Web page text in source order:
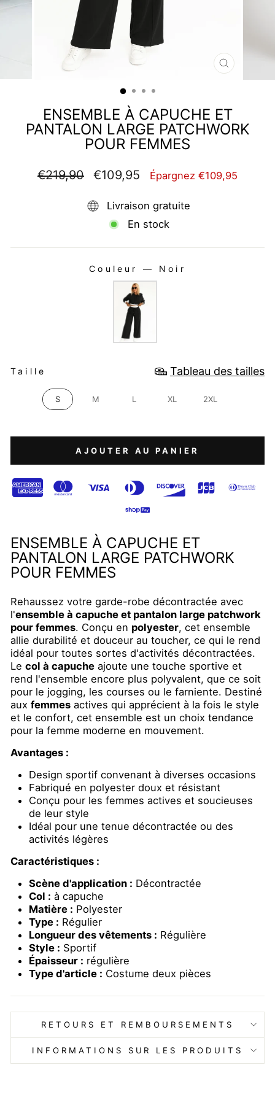
FERMER
(ESC)
ENSEMBLE À CAPUCHE ET
PANTALON LARGE PATCHWORK
POUR FEMMES
Prix
régulier
€219,90
Prix
€109,95 Épargnez €109,95
Livraison gratuite
En stock
Couleur — Noir
Taille Tableau des tailles
S M L XL 2XL
AJOUTER AU PANIER
ENSEMBLE À CAPUCHE ET
PANTALON LARGE PATCHWORK
POUR FEMMES
Rehaussez votre garde-robe décontractée avec
l'ensemble à capuche et pantalon large patchwork
pour femmes. Conçu en polyester, cet ensemble
allie durabilité et douceur au toucher, ce qui le rend
idéal pour toutes sortes d'activités décontractées.
Le col à capuche ajoute une touche sportive et
rend l'ensemble encore plus polyvalent, que ce soit
pour le jogging, les courses ou le farniente. Destiné
aux femmes actives qui apprécient à la fois le style
et le confort, cet ensemble est un choix tendance
pour la femme moderne en mouvement.
Avantages :
Design sportif convenant à diverses occasions
Fabriqué en polyester doux et résistant
Conçu pour les femmes actives et soucieuses
de leur style
Idéal pour une tenue décontractée ou des
activités légères
Caractéristiques :
Scène d'application : Décontractée
Col : à capuche
Matière : Polyester
Type : Régulier
Longueur des vêtements : Régulière
Style : Sportif
Épaisseur : régulière
Type d'article : Costume deux pièces
RETOURS ET REMBOURSEMENTS
INFORMATIONS SUR LES PRODUITS